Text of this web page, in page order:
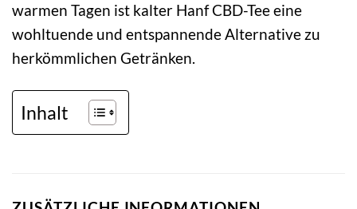
warmen Tagen ist kalter Hanf CBD-Tee eine
wohltuende und entspannende Alternative zu
herkömmlichen Getränken.
Inhalt